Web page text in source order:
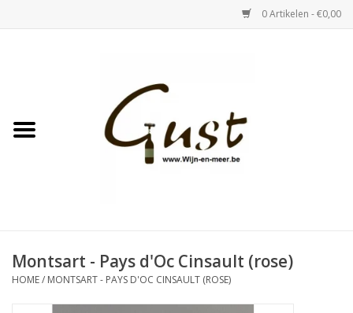
0 Artikelen - €0,00
Witte wijn
Bubbels & Vermout
Montsart - Pays d'Oc Cinsault (rose)
HOME/ MONTSART - PAYS D'OC CINSAULT (ROSE)